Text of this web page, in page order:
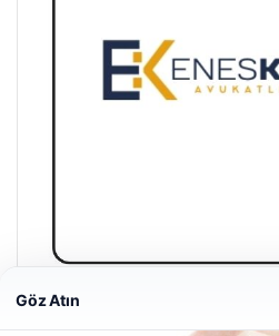
Enes Kaplan Avukatlık Bürosu
Göz Atın